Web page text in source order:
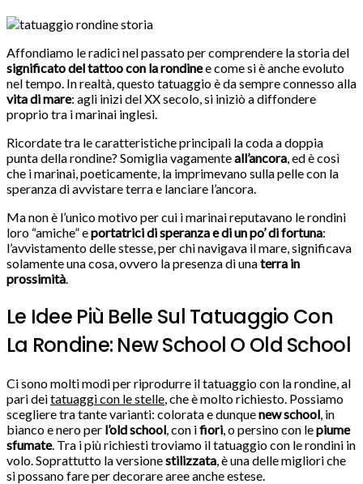
Affondiamo le radici nel passato per comprendere la storia del
significato del tattoo con la rondinee come si è anche evoluto
nel tempo. In realtà, questo tatuaggio è da sempre connesso alla
vita di mare: agli inizi del XX secolo, si iniziò a diffondere
proprio tra i marinai inglesi.
Ricordate tra le caratteristiche principali la coda a doppia
punta della rondine? Somiglia vagamenteall’ancora, ed è così
che i marinai, poeticamente, la imprimevano sulla pelle con la
speranza di avvistare terra e lanciare l’ancora.
Ma non è l’unico motivo per cui i marinai reputavano le rondini
loro “amiche” eportatrici di speranza e di un po’ di fortuna:
l’avvistamento delle stesse, per chi navigava il mare, significava
solamente una cosa, ovvero la presenza di unaterra in
prossimità.
Le Idee Più Belle Sul Tatuaggio Con
La Rondine: New School O Old School
Ci sono molti modi per riprodurre il tatuaggio con la rondine, al
pari deitatuaggi con le stelle , che è molto richiesto. Possiamo
scegliere tra tante varianti: colorata e dunquenew school , in
bianco e nero per l’old school , con ifiori , o persino con lepiume
sfumate. Tra i più richiesti troviamo il tatuaggio con le rondini in
volo. Soprattutto la versionestilizzata , è una delle migliori che
si possano fare per decorare aree anche estese.